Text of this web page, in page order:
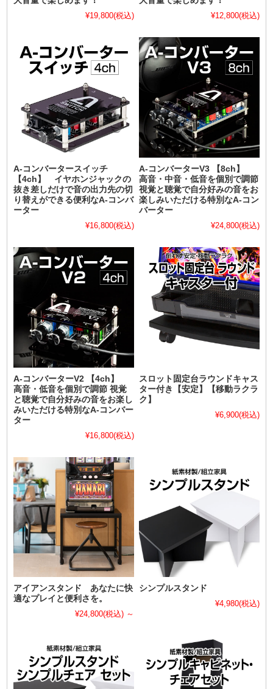
¥19,800(税込)
¥12,800(税込)
A-コンバータースイッチ
【4ch】 イヤホンジャックの
抜き差しだけで音の出力先の切
り替えができる便利なA-コンバ
ーター
¥16,800(税込)
A-コンバーターV3 【8ch】
高音・中音・低音を個別で調節
視覚と聴覚で自分好みの音をお
楽しみいただける特別なA-コン
バーター
¥24,800(税込)
A-コンバーターV2 【4ch】
高音・低音を個別で調節 視覚
と聴覚で自分好みの音をお楽し
みいただける特別なA-コンバー
ター
¥16,800(税込)
スロット固定台ラウンドキャス
ター付き【安定】【移動ラクラ
ク】
¥6,900(税込)
アイアンスタンド あなたに快
適なプレイと便利さを。
¥24,800(税込) ～
シンプルスタンド
¥4,980(税込)